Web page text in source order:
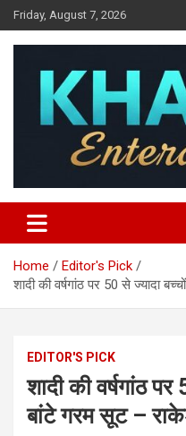
Skip
to
content
Friday, August 7, 2026
Khabar
Home
Editor's Pick
शादी की वर्षगांठ पर 50 से ज्यादा
EDITOR'S PICK
शादी की वर्षगांठ
बांटे गरम सूट –